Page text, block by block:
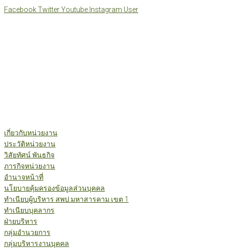
Skip
FacebookTwitterYoutube Instagram User
เกี่ยวกับหน่วยงาน
ประวัติหน่วยงาน
วิสัยทัศน์ พันธกิจ
ภารกิจหน่วยงาน
อำนาจหน้าที่
นโยบายคุ้มครองข้อมูลส่วนบุคคล
ทำเนียบผู้บริหาร สพป.มหาสารคาม เขต 1
ทำเนียบบุคลากร
ฝ่ายบริหาร
กลุ่มอำนวยการ
กลุ่มบริหารงานบุคคล